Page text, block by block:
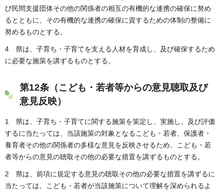
び民間支援団体その他の関係者の相互の有機的な連携の確保に努め
るとともに、その有機的な連携の確保に資するための体制の整備に
努めるものとする。
4 県は、子育ち・子育てを支える人材を育成し、及び確保するため
に必要な施策を講ずるものとする。
第12条（こども・若者等からの意見聴取及び
意見反映）
1 県は、子育ち・子育てに関する施策を策定し、実施し、及び評価
するに当たっては、当該施策の対象となるこども・若者、保護者・
養育者その他の関係者の多様な意見を反映させるため、こども・若
者等からの意見の聴取その他の必要な措置を講ずるものとする。
2 県は、前項に規定する意見の聴取その他の必要な措置を講ずるに
当たっては、こども・若者が当該施策について理解を深められるよ